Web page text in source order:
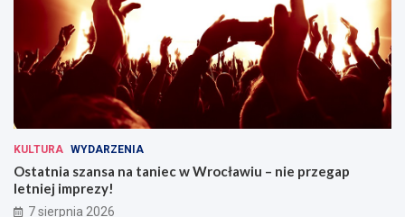
KULTURA WYDARZENIA
Ostatnia szansa na taniec w Wrocławiu – nie przegap
letniej imprezy!
7 sierpnia 2026